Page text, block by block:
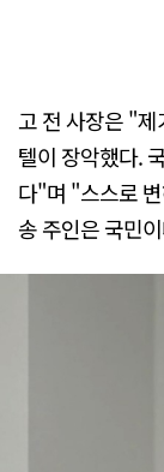
고 전 사장은 "제
텔이 장악했다.
다"며 "스스로
송 주인은 국민